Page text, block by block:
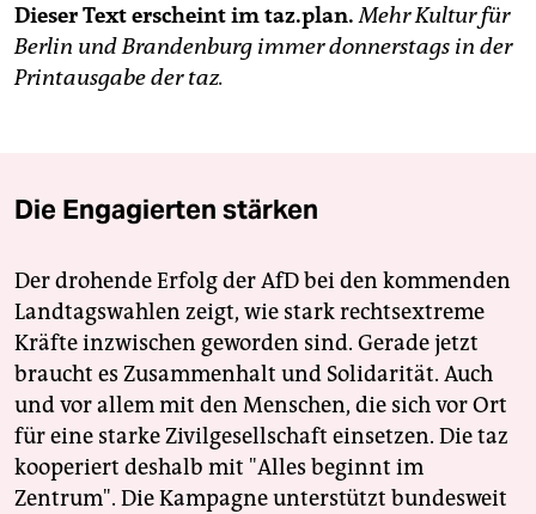
Dieser Text erscheint im taz.plan.Mehr Kultur für
Berlin und Brandenburg immer donnerstags in der
Printausgabe der taz.
Die Engagierten stärken
Der drohende Erfolg der AfD bei den kommenden
Landtagswahlen zeigt, wie stark rechtsextreme
Kräfte inzwischen geworden sind. Gerade jetzt
braucht es Zusammenhalt und Solidarität. Auch
und vor allem mit den Menschen, die sich vor Ort
für eine starke Zivilgesellschaft einsetzen. Die taz
kooperiert deshalb mit "Alles beginnt im
Zentrum". Die Kampagne unterstützt bundesweit